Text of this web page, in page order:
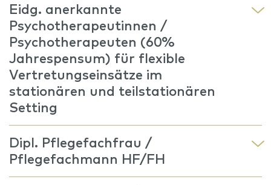
Eidg. anerkannte
Psychotherapeutinnen /
Psychotherapeuten (60%
Jahrespensum) für flexible
Vertretungseinsätze im
stationären und teilstationären
Setting
Dipl. Pflegefachfrau /
Pflegefachmann HF/FH